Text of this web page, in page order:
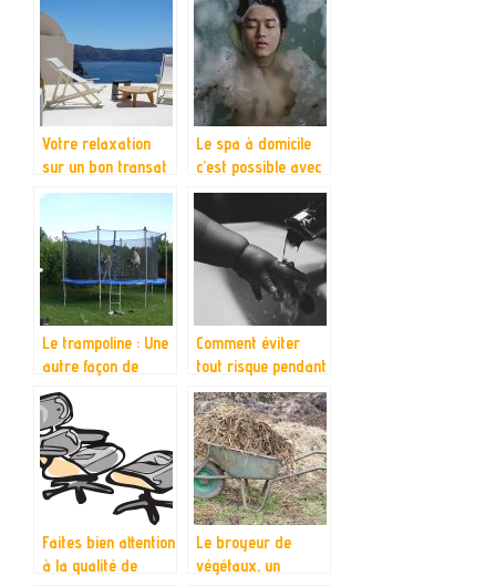
Votre relaxation
sur un bon transat
de jardin
Le spa à domicile
c’est possible avec
le spa gonflable
Le trampoline : Une
autre façon de
s’amuser pour vos
enfants
Comment éviter
tout risque pendant
le bain de bébé?
Faites bien attention
à la qualité de
Le broyeur de
végétaux, un